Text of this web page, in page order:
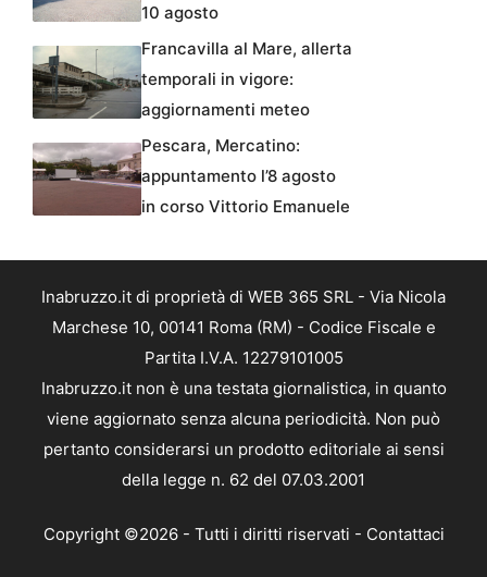
10 agosto
Francavilla al Mare, allerta
temporali in vigore:
aggiornamenti meteo
Pescara, Mercatino:
appuntamento l’8 agosto
in corso Vittorio Emanuele
Inabruzzo.it di proprietà di WEB 365 SRL - Via Nicola
Marchese 10, 00141 Roma (RM) - Codice Fiscale e
Partita I.V.A. 12279101005
Inabruzzo.it non è una testata giornalistica, in quanto
viene aggiornato senza alcuna periodicità. Non può
pertanto considerarsi un prodotto editoriale ai sensi
della legge n. 62 del 07.03.2001
Copyright ©2026 - Tutti i diritti riservati - Contattaci